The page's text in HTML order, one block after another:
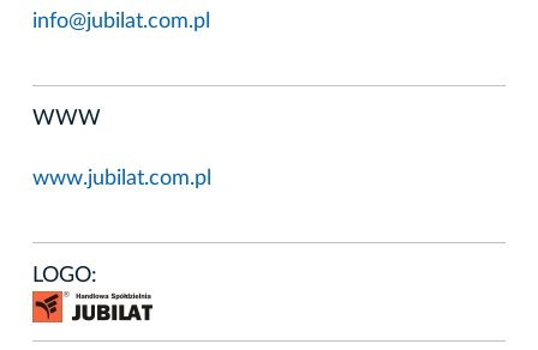
info@jubilat.com.pl
WWW
www.jubilat.com.pl
LOGO: